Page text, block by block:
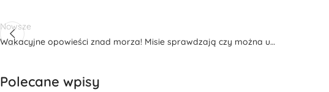
Nowsze
Wakacyjne opowieści znad morza! Misie sprawdzają czy można u…
Polecane wpisy